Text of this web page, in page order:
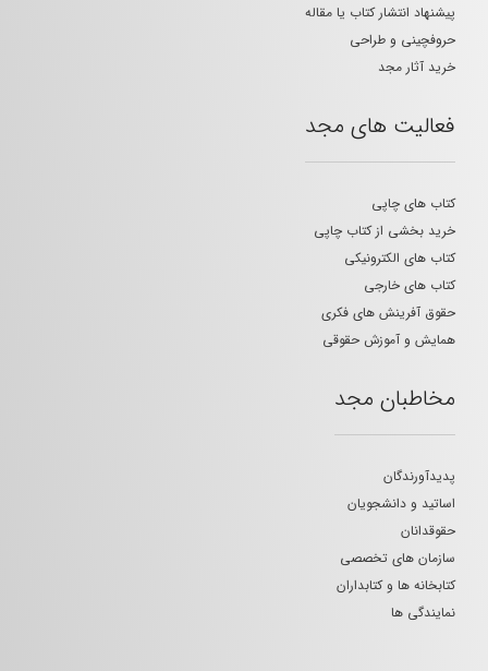
پیشنهاد انتشار کتاب یا مقاله
حروفچینی و طراحی
خرید آثار مجد
فعالیت های مجد
کتاب های چاپی
خرید بخشی از کتاب چاپی
کتاب های الکترونیکی
کتاب های خارجی
حقوق آفرینش های فکری
همایش و آموزش حقوقی
مخاطبان مجد
پدیدآورندگان
اساتید و دانشجویان
حقوقدانان
سازمان های تخصصی
کتابخانه ها و کتابداران
نمایندگی ها